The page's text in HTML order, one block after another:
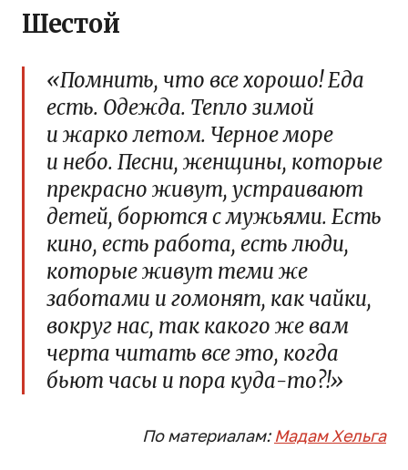
Шестой
«Помнить, что все хорошо! Еда
есть. Одежда. Тепло зимой
и жарко летом. Черное море
и небо. Песни, женщины, которые
прекрасно живут, устраивают
детей, борются с мужьями. Есть
кино, есть работа, есть люди,
которые живут теми же
заботами и гомонят, как чайки,
вокруг нас, так какого же вам
черта читать все это, когда
бьют часы и пора куда-то?!»
По материалам: Мадам Хельга